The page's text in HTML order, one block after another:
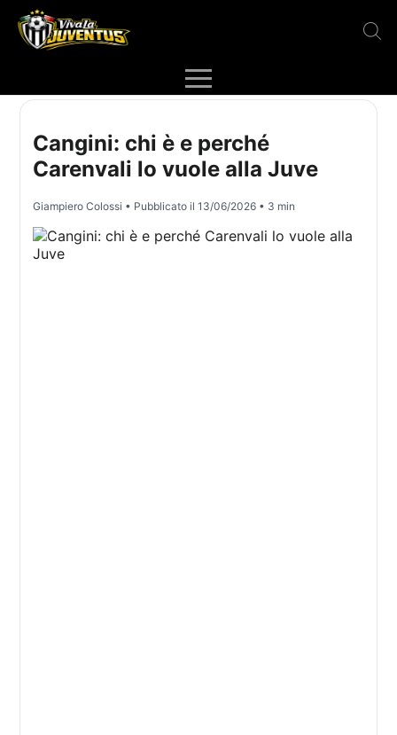
Cangini: chi è e perché
Carenvali lo vuole alla Juve
Giampiero Colossi • Pubblicato il13/06/2026 • 3 min